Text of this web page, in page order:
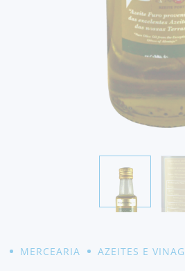
MERCEARIA AZEITES E